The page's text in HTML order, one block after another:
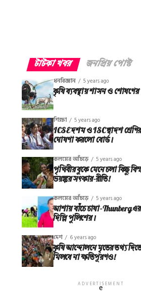
টাটকা খবর জনপ্রিয় পোস্ট
ধনবিজ্ঞান 5 years ago
কৃষি ব্যবস্থায় শাসন ও শোষণের
শিক্ষা 5 years ago
ICSE দশম ও ISC দ্বাদশ
ঘোষণা করলো বোর্ড।
কলমের আঁচড়ে 5 years ago
পৃথিবীর বুকে মেনে চলা কিছু
ভয়ঙ্কর সত্‍কার-রীতি!
কলমের আঁচড়ে 5 years ago
আশায় বাঁচে চাষা-Thunberg
দিল্লি পুলিশের।
দেশ 6 years ago
কৃষি আন্দোলনে মৃতের তথ‌্য দিতে
মিলবে না ক্ষতিপূরণও!
ADVERTISEMENT
e